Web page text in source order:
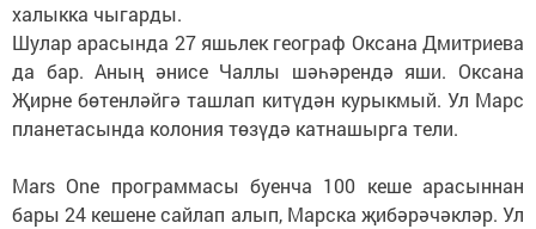
халыкка чыгарды.
Шулар арасында 27 яшьлек географ Оксана Дмитриева
да бар. Аның әнисе Чаллы шәһәрендә яши. Оксана
Җирне бөтенләйгә ташлап китүдән курыкмый. Ул Марс
планетасында колония төзүдә катнашырга тели.
Mars One программасы буенча 100 кеше арасыннан
бары 24 кешене сайлап алып, Марска җибәрәчәкләр. Ул